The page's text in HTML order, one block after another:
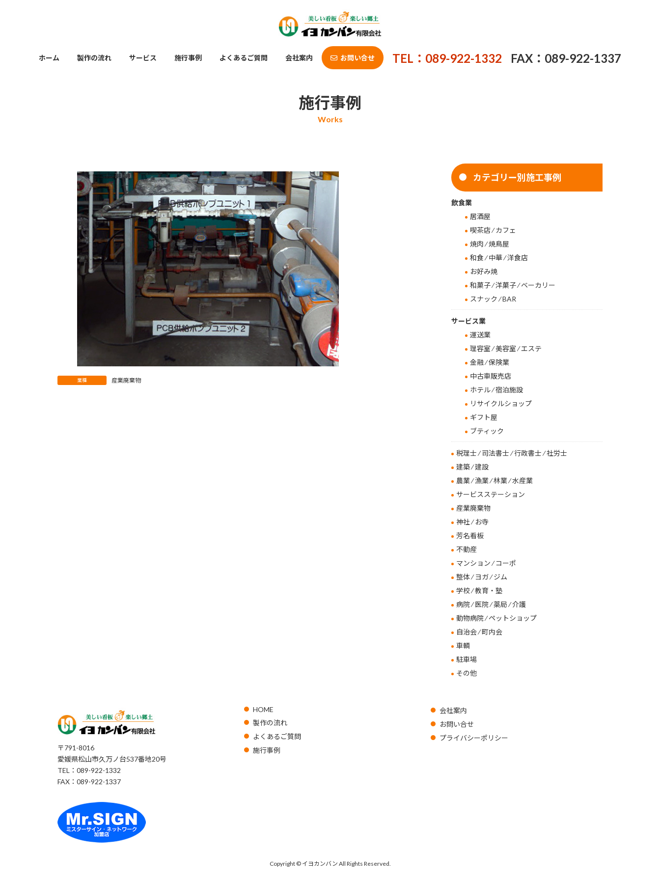
ホーム 製作の流れ サービス 施行事例 よくあるご質問 会社案内 お問い合せ TEL：089-922-1332 FAX：089-922-1337
施行事例
業種 産業廃棄物
カテゴリー別施工事例
飲食業
居酒屋
喫茶店 ⁄ カフェ
焼肉 ⁄ 焼鳥屋
和食 ⁄ 中華 ⁄ 洋食店
お好み焼
和菓子 ⁄ 洋菓子 ⁄ ベーカリー
スナック ⁄ BAR
サービス業
運送業
理容室 ⁄ 美容室 ⁄ エステ
金融 ⁄ 保険業
中古車販売店
ホテル ⁄ 宿泊施設
リサイクルショップ
ギフト屋
ブティック
税理士 ⁄ 司法書士 ⁄ 行政書士 ⁄ 社労士
建築 ⁄ 建設
農業 ⁄ 漁業 ⁄ 林業 ⁄ 水産業
サービスステーション
産業廃棄物
神社 ⁄ お寺
芳名看板
不動産
マンション ⁄ コーポ
整体 ⁄ ヨガ ⁄ ジム
学校 ⁄ 教育・塾
病院 ⁄ 医院 ⁄ 薬局 ⁄ 介護
動物病院 ⁄ ペットショップ
自治会 ⁄ 町内会
車輌
駐車場
その他
〒791-8016
愛媛県松山市久万ノ台537番地20号
TEL：089-922-1332
FAX：089-922-1337
HOME
製作の流れ
よくあるご質問
施行事例
会社案内
お問い合せ
プライバシーポリシー
Copyright © イヨカンバン All Rights Reserved.